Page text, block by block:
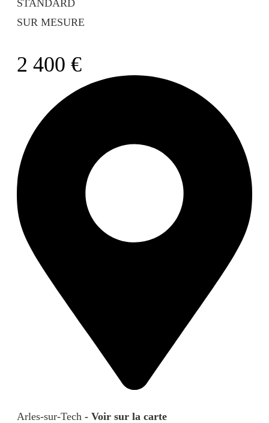
STANDARD
SUR MESURE
2 400 €
Arles-sur-Tech - Voir sur la carte